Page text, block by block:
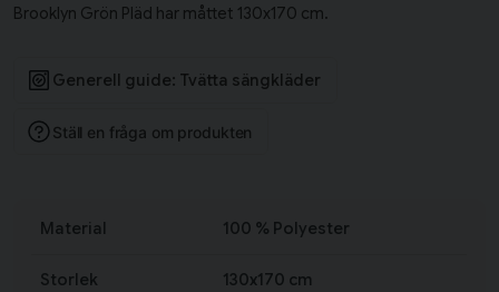
Brooklyn Grön Pläd har måttet 130x170 cm.
Generell guide: Tvätta sängkläder
Ställ en fråga om produkten
Material 100 % Polyester
Storlek 130x170 cm